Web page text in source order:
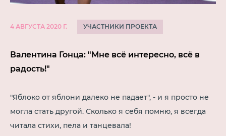
4 АВГУСТА 2020 Г. УЧАСТНИКИ ПРОЕКТА
Валентина Гонца: "Мне всё интересно, всё в
радость!"
"Яблоко от яблони далеко не падает", - и я просто не
могла стать другой. Сколько я себя помню, я всегда
читала стихи, пела и танцевала!